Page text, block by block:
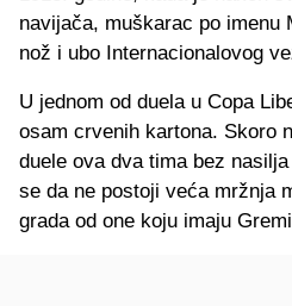
navijača, muškarac po imenu
nož i ubo Internacionalovog
U jednom od duela u Copa
osam crvenih kartona. Skoro
duele ova dva tima bez
se da ne postoji veća mržnja
grada od one koju imaju